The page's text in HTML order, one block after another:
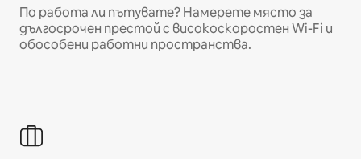
По работа ли пътувате? Намерете място за
дългосрочен престой с високоскоростен Wi-Fi и
обособени работни пространства.